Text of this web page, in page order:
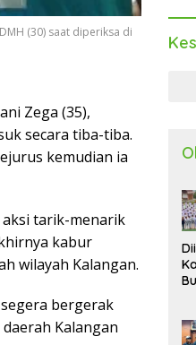
(30) saat diperiksa di
Zega (35),
secara tiba-tiba.
kemudian ia
tarik-menarik
kabur
wilayah Kalangan.
bergerak
Kalangan